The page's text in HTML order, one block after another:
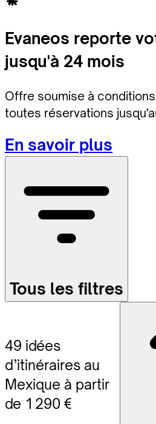
Evaneos reporte
jusqu'à 24 mois
Offre soumise à
toutes réservations
En savoir plus
Tous les filtres
49 idées
d’itinéraires au
Mexique à partir
de 1 290 €